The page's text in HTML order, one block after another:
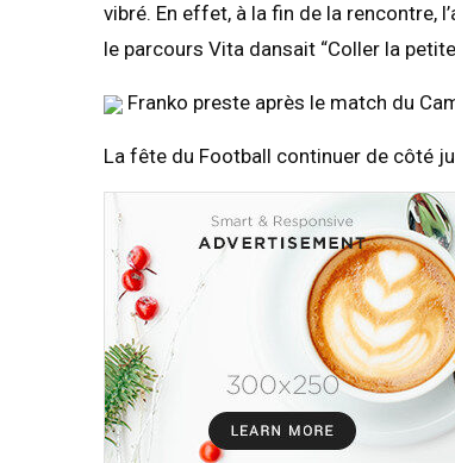
vibré. En effet, à la fin de la rencontre,
le parcours Vita dansait “Coller la
Franko preste après le match du
La fête du Football continuer de côté